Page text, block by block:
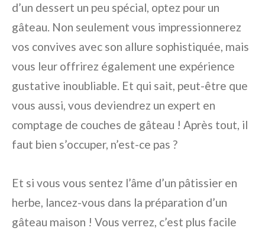
d’un dessert un peu spécial, optez pour un
gâteau. Non seulement vous impressionnerez
vos convives avec son allure sophistiquée, mais
vous leur offrirez également une expérience
gustative inoubliable. Et qui sait, peut-être que
vous aussi, vous deviendrez un expert en
comptage de couches de gâteau ! Après tout, il
faut bien s’occuper, n’est-ce pas ?
Et si vous vous sentez l’âme d’un pâtissier en
herbe, lancez-vous dans la préparation d’un
gâteau maison ! Vous verrez, c’est plus facile